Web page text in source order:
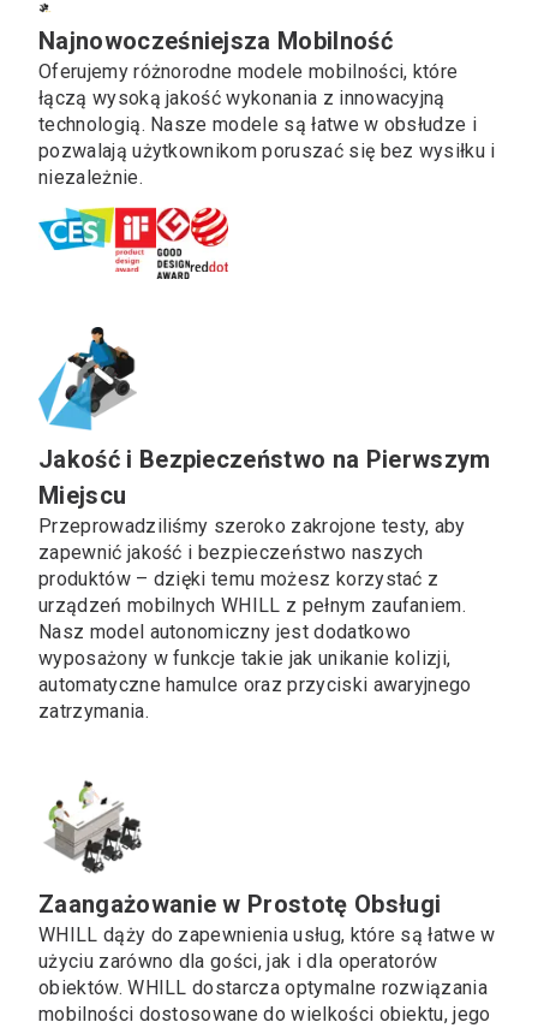
Najnowocześniejsza Mobilność
Oferujemy różnorodne modele mobilności, które
łączą wysoką jakość wykonania z innowacyjną
technologią. Nasze modele są łatwe w obsłudze i
pozwalają użytkownikom poruszać się bez wysiłku i
niezależnie.
Jakość i Bezpieczeństwo na Pierwszym
Miejscu
Przeprowadziliśmy szeroko zakrojone testy, aby
zapewnić jakość i bezpieczeństwo naszych
produktów – dzięki temu możesz korzystać z
urządzeń mobilnych WHILL z pełnym zaufaniem.
Nasz model autonomiczny jest dodatkowo
wyposażony w funkcje takie jak unikanie kolizji,
automatyczne hamulce oraz przyciski awaryjnego
zatrzymania.
Zaangażowanie w Prostotę Obsługi
WHILL dąży do zapewnienia usług, które są łatwe w
użyciu zarówno dla gości, jak i dla operatorów
obiektów. WHILL dostarcza optymalne rozwiązania
mobilności dostosowane do wielkości obiektu, jego